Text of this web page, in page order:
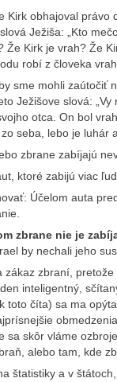
Kirk obhajoval
Ježiša: „Kto
Že Kirk je vrah? Že
robí z človeka
sme mohli zaútočiť
Ježišove slová:
otca. On bol
seba, lebo je luhár
zbrane zabíjajú
ktoré zabijú viac
Účelom auta
zbrane nie je
by nechali jeho
zákaz zbraní,
inteligentný,
toto číta) sa ma
sa skôr vláme
alebo tam, kde
štatistiky a v